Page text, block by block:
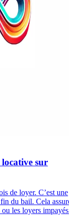
sur
de loyer. C’est une
du bail. Cela
les loyers